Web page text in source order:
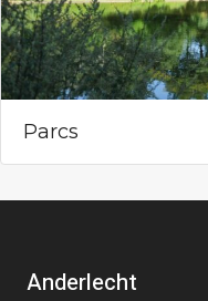
Parcs
Anderlecht